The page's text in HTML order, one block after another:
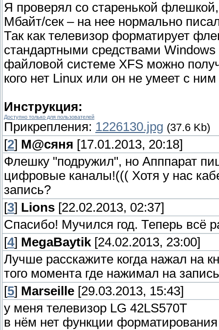
Я проверял со старенькой
Мбайт/сек – на нее нормально
Так как телевизор форматирует
стандартными средствами Windows
файловой системе XFS можно
кого нет Linux или он не умеет с ним
Инструкция:
Доступно только для пользователей
Прикрепления: 1226130.jpg (37.6 Kb)
[2] М@сяня [17.01.2013, 20:18]
Флешку "подружил", но Апппарат
цифровые каналы!((( Хотя у нас
запись?
[3] Lions [22.02.2013, 02:37]
Спасибо! Мучился год. Теперь всё
[4] MegaBaytik [24.02.2013, 23:00]
Лучше расскажите когда нажал на
того момента где нажимал на
[5] Marseille [29.03.2013, 15:43]
у меня телевизор LG 42LS570T
в нём нет функции